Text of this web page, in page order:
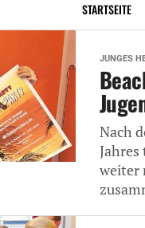
STARTSEITE
JUNGES
Nach
weiter